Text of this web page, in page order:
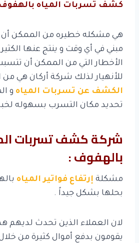
كشف تسربات المياه بالهفوف
هي مشكله خطيره من الممكن أن
مبني في أي وقت و ينتج عنها
الأخطار التي من الممكن أن
للأنهيار لذلك شركة أركان هي
الكشف عن تسربات المياه و
تحديد مكان التسرب بسهوله
شركة كشف تسربات
بالهفوف :
مشكلة إرتفاع فواتير المياه
بحلها بشكل جيداً .
لان العملاء الذين تحدث لديهم
يقومون بدفع أموال كثيرة من